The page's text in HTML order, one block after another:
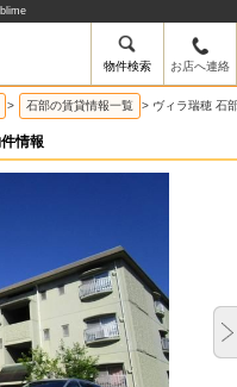
物件検索 お店へ連絡
> 石部の賃貸情報一覧 > ヴィラ瑞穂 石
情報